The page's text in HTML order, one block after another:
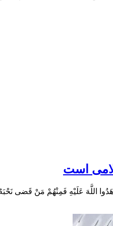
است
اللَّهَ عَلَیْهِ فَمِنْهُمْ مَنْ قَضی‏